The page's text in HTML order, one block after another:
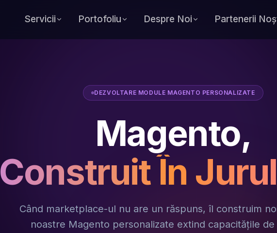
Servicii Portofoliu Despre Noi Partenerii
DEZVOLTARE MODULE MAGENTO PERSONALIZATE
Magento,
Construit În
Când marketplace-ul nu are un răspuns, îl construim
noastre Magento personalizate extind capacitățile de